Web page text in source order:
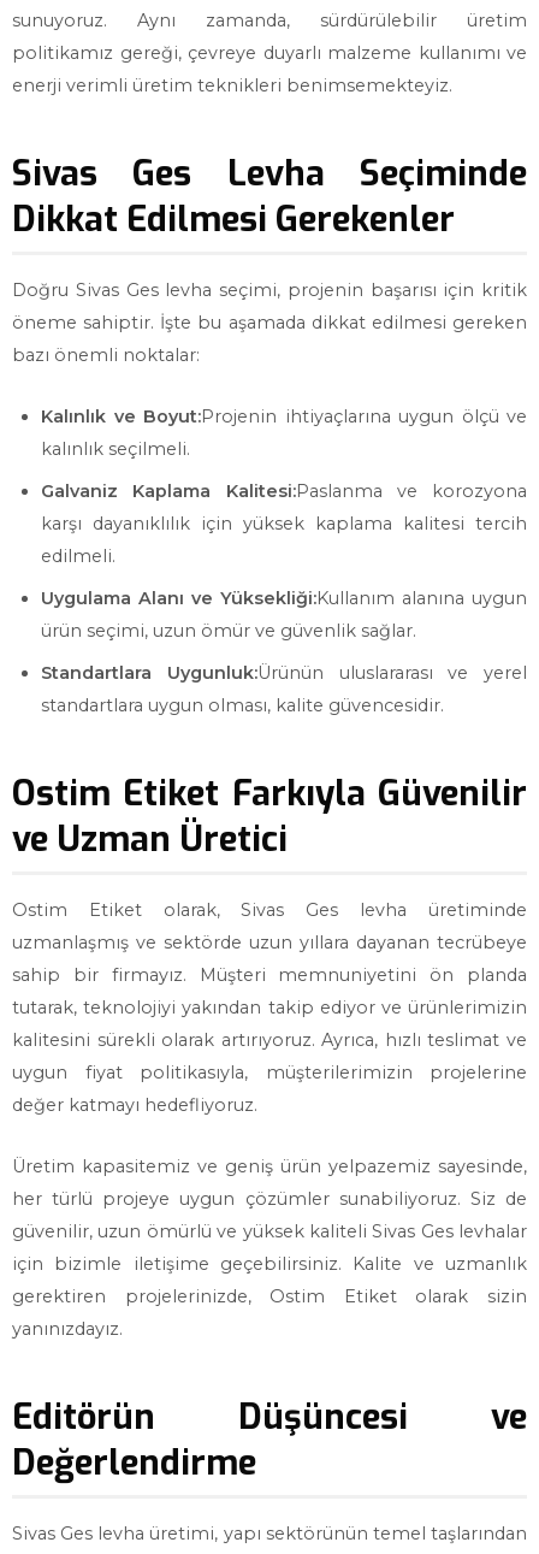
sunuyoruz. Aynı zamanda, sürdürülebilir üretim
politikamız gereği, çevreye duyarlı malzeme kullanımı ve
enerji verimli üretim teknikleri benimsemekteyiz.
Sivas Ges Levha Seçiminde
Dikkat Edilmesi Gerekenler
Doğru Sivas Ges levha seçimi, projenin başarısı için kritik
öneme sahiptir. İşte bu aşamada dikkat edilmesi gereken
bazı önemli noktalar:
Kalınlık ve Boyut:Projenin ihtiyaçlarına uygun ölçü ve
kalınlık seçilmeli.
Galvaniz Kaplama Kalitesi:Paslanma ve korozyona
karşı dayanıklılık için yüksek kaplama kalitesi tercih
edilmeli.
Uygulama Alanı ve Yüksekliği:Kullanım alanına uygun
ürün seçimi, uzun ömür ve güvenlik sağlar.
Standartlara Uygunluk:Ürünün uluslararası ve yerel
standartlara uygun olması, kalite güvencesidir.
Ostim Etiket Farkıyla Güvenilir
ve Uzman Üretici
Ostim Etiket olarak, Sivas Ges levha üretiminde
uzmanlaşmış ve sektörde uzun yıllara dayanan tecrübeye
sahip bir firmayız. Müşteri memnuniyetini ön planda
tutarak, teknolojiyi yakından takip ediyor ve ürünlerimizin
kalitesini sürekli olarak artırıyoruz. Ayrıca, hızlı teslimat ve
uygun fiyat politikasıyla, müşterilerimizin projelerine
değer katmayı hedefliyoruz.
Üretim kapasitemiz ve geniş ürün yelpazemiz sayesinde,
her türlü projeye uygun çözümler sunabiliyoruz. Siz de
güvenilir, uzun ömürlü ve yüksek kaliteli Sivas Ges levhalar
için bizimle iletişime geçebilirsiniz. Kalite ve uzmanlık
gerektiren projelerinizde, Ostim Etiket olarak sizin
yanınızdayız.
Editörün Düşüncesi ve
Değerlendirme
Sivas Ges levha üretimi, yapı sektörünün temel taşlarından